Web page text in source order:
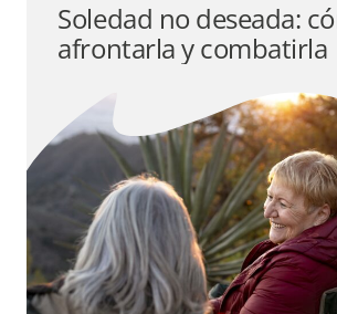
Soledad no deseada:
afrontarla y combatirla